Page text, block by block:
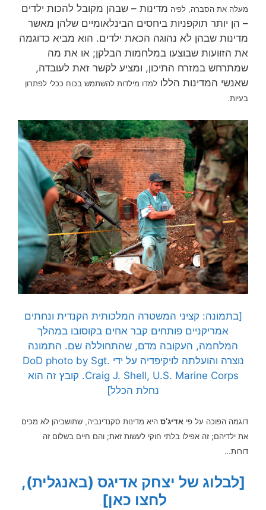
מעלה את הסברה, לפיה מדינות – שבהן מקובל להכות ילדים
– הן יותר תוקפניות ביחסים הבינלאומיים שלהן מאשר
מדינות שבהן לא נהוגה הכאת ילדים. הוא מביא כדוגמה
את הזוועות שבוצעו במלחמות הבלקן; או את מה
שמתרחש במזרח התיכון, ומציע לקשר זאת לעובדה,
שאנשי המדינות הללו למדו מילדות להשתמש בכוח ככלי לפתרון
בעיות.
[בתמונה: קציני המשטרה המלכותית הקנדית ונחתים
אמריקניים פותחים קבר אחים בקוסובו במהלך
המלחמה, העקובה מדם, שהתחוללה שם. התמונה
נוצרה והועלתה לויקיפדיה על ידי DoD photo by Sgt.
Craig J. Shell, U.S. Marine Corps. קובץ זה הוא
נחלת הכלל]
דוגמה הפוכה על פי אדיג'ס היא מדינות סקנדינביה, שתושביהן לא מכים
את ילדיהם; זה אפילו בלתי חוקי לעשות זאת; והם חיים בשלום זה
דורות…
[לבלוג של יצחק אדיגס (באנגלית),
לחצו כאן] .